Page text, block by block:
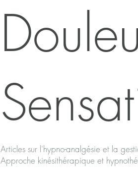
Articles sur l'hypno-analgésie et la
Approche kinésithérapique et